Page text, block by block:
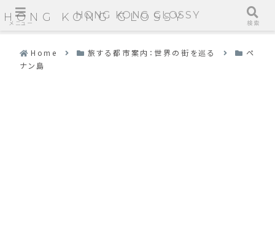
HONG KONG GLOSSY
Home 旅する都市案内：世界の街を巡る
ペ
ナン島
メニュー
HONG KONG GLOSSY
検索